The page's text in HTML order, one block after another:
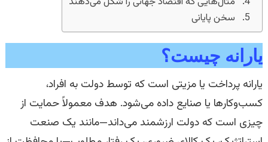
سخن پایانی
یارانه چیست؟
یارانه پرداخت یا مزیتی است که توسط دولت به افراد،
کسب‌وکارها یا صنایع داده می‌شود. هدف معمولاً حمایت از
چیزی است که دولت ارزشمند می‌داند—مانند یک صنعت